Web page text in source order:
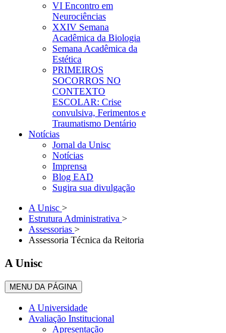
VI Encontro em
Neurociências
XXIV Semana
Acadêmica da Biologia
Semana Acadêmica da
Estética
PRIMEIROS
SOCORROS NO
CONTEXTO
ESCOLAR: Crise
convulsiva, Ferimentos e
Traumatismo Dentário
Notícias
Jornal da Unisc
Notícias
Imprensa
Blog EAD
Sugira sua divulgação
A Unisc >
Estrutura Administrativa >
Assessorias >
Assessoria Técnica da Reitoria
A Unisc
MENU DA PÁGINA
A Universidade
Avaliação Institucional
Apresentação